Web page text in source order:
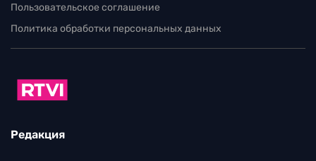
Пользовательское соглашение
Политика обработки персональных данных
Редакция